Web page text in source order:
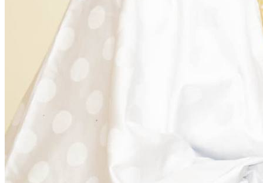
Citoyenneté
28 November 2025
Projet Parcours Citoyen: Rencontrer avec les
élus locaux